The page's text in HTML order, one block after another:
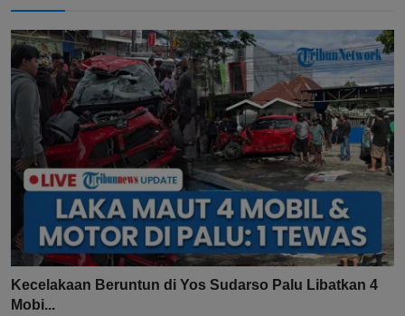
Kecelakaan Beruntun di Yos Sudarso Palu Libatkan 4
Mobi...